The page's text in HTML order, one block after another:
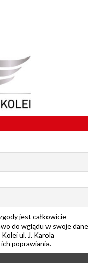
jest całkowicie
do wglądu w swoje dane
ul. J. Karola
poprawiania.